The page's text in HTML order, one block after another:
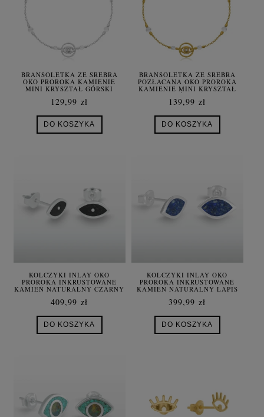
BRANSOLETKA ZE SREBRA
OKO PROROKA KAMIENIE
MINI KRYSZTAŁ GÓRSKI
129,99 zł
DO KOSZYKA
BRANSOLETKA ZE SREBRA
POZŁACANA OKO PROROKA
KAMIENIE MINI KRYSZTAŁ
GÓRSKI
139,99 zł
DO KOSZYKA
KOLCZYKI INLAY OKO
PROROKA INKRUSTOWANE
KAMIEŃ NATURALNY CZARNY
409,99 zł
DO KOSZYKA
KOLCZYKI INLAY OKO
PROROKA INKRUSTOWANE
KAMIEŃ NATURALNY LAPIS
399,99 zł
DO KOSZYKA